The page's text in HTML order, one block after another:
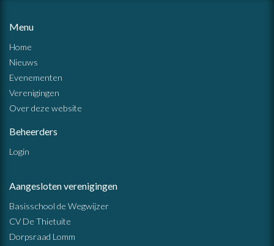
Menu
Home
Nieuws
Evenementen
Verenigingen
Over deze website
Beheerders
Login
Aangesloten verenigingen
Basisschool de Wegwijzer
CV De Thietuite
Dorpsraad Lomm